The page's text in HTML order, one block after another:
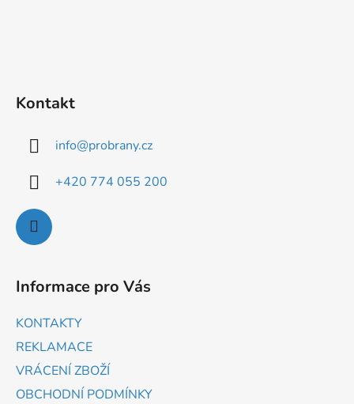
Kontakt
info@probrany.cz
+420 774 055 200
Informace pro Vás
KONTAKTY
REKLAMACE
VRÁCENÍ ZBOŽÍ
OBCHODNÍ PODMÍNKY